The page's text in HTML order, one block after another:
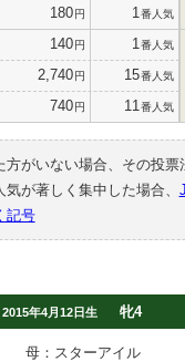
180円 1 番人気
140円 1 番人気
2,740円 15番人気
740円 11 番人気
方がいない場合、その投
が著しく集中した場合、
記号
2015年4月12日生 牝4
母：スターアイル